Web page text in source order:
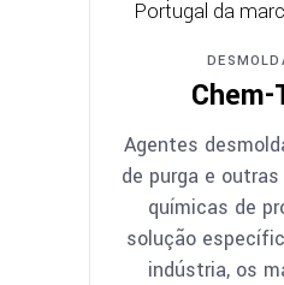
Chem-
Agentes
de purga e
químicas de
solução
indústria, os